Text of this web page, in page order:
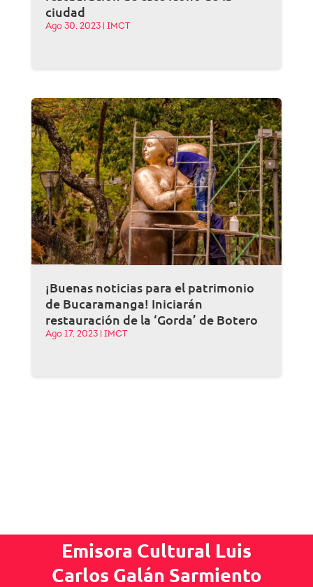
ciudad
Ago 30, 2023| IMCT
¡Buenas noticias para el patrimonio
de Bucaramanga! Iniciarán
restauración de la ‘Gorda’ de Botero
Ago 17, 2023| IMCT
Emisora Cultural Luis
Carlos Galán Sarmiento